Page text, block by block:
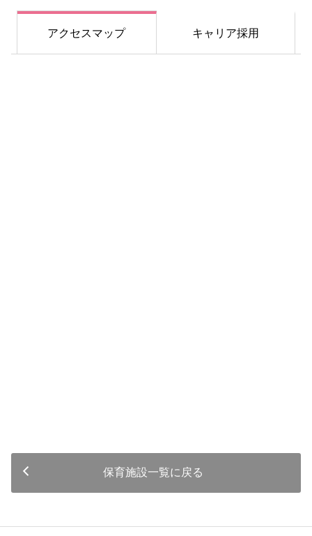
アクセスマップ キャリア採用
保育施設一覧に戻る